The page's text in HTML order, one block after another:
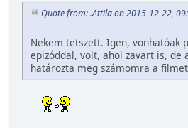
Quote from: .Attila on 2015-12-22,
Nekem tetszett. Igen, vonhatóak
epizóddal, volt, ahol zavart is, de
határozta meg számomra a